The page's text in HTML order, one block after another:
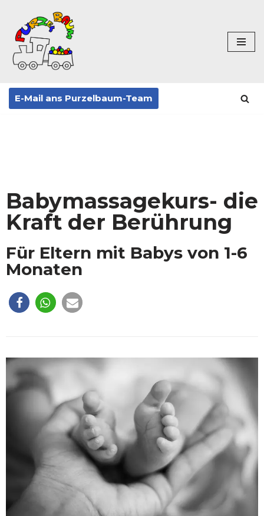
Zum
Inhalt
springen
E-Mail ans Purzelbaum-Team
Babymassagekurs- die
Kraft der Berührung
Für Eltern mit Babys von 1-6
Monaten